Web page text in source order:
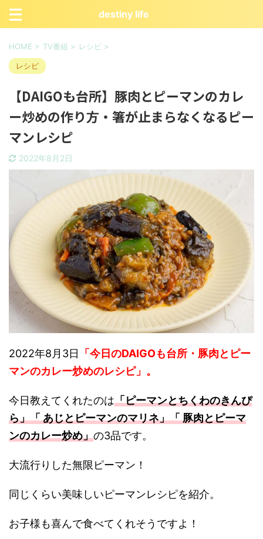
destiny life
HOME > TV番組 > レシピ >
レシピ
【DAIGOも台所】豚肉とピーマンのカレ
ー炒めの作り方・箸が止まらなくなるピー
マンレシピ
2022年8月2日
2022年8月3日
「今日のDAIGOも台所・豚肉とピー
マンのカレー炒めのレシピ」。
今日教えてくれたのは「ピーマンとちくわのきんぴ
ら」「 あじとピーマンのマリネ」「 豚肉とピーマ
ンのカレー炒め」の3品です。
大流行りした無限ピーマン！
同じくらい美味しいピーマンレシピを紹介。
お子様も喜んで食べてくれそうですよ！